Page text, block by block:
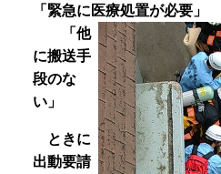
「緊急に医療処置が必要」
「他
に搬送手
段のな
い」
ときに
出動要請